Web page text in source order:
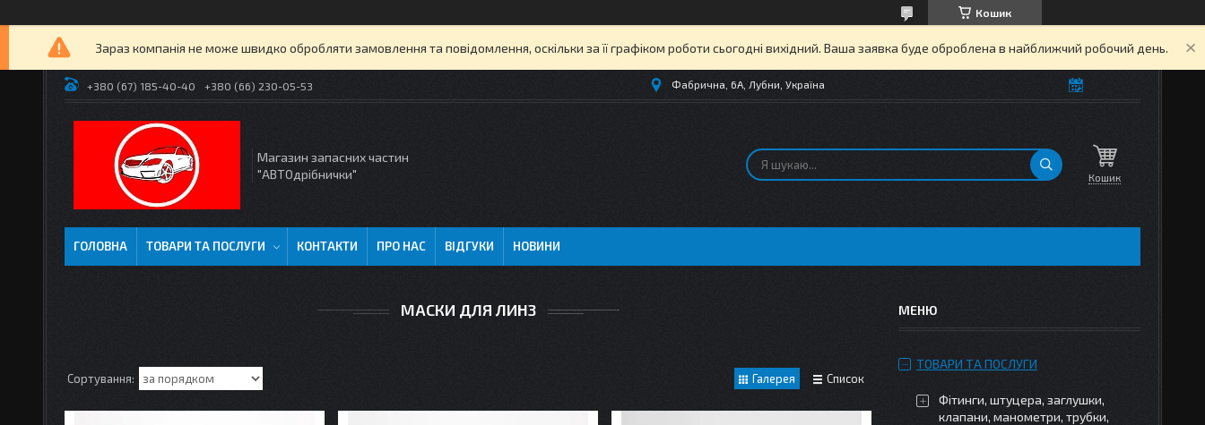
Кошик
Зараз компанія не може швидко обробляти замовлення та повідомлення, оскільки за її графіком роботи сьогодні вихідний. Ваша заявка буде оброблена в найближчий робочий день.
+380 (67) 185-40-40 +380 (66) 230-05-53 Фабрична, 6А, Лубни, Україна
Магазин запасних частин
"АВТОдрібнички"
Кошик
ГОЛОВНА ТОВАРИ ТА ПОСЛУГИ КОНТАКТИ ПРО НАС ВІДГУКИ НОВИНИ
МАСКИ ДЛЯ ЛИНЗ
Галерея Список
ТОВАРИ ТА ПОСЛУГИ
Фітинги, штуцера, заглушки,
клапани, манометри, трубки,